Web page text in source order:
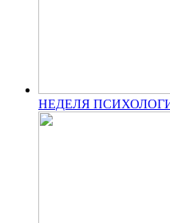
НЕДЕЛЯ